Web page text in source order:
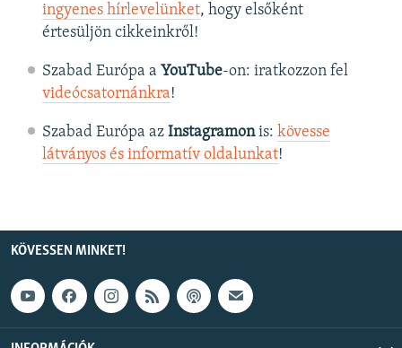
ingyenes hírlevelünket, hogy elsőként
értesüljön cikkeinkről!
Szabad Európa a YouTube-on: iratkozzon fel
videócsatornánkra!
Szabad Európa az Instagramonis: kövesse
látványos és informatív oldalunkat! ​
KÖVESSEN MINKET!